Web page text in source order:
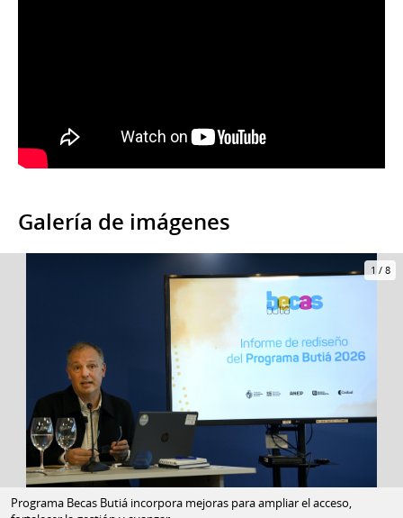
Galería de imágenes
1 / 8
Programa Becas Butiá incorpora mejoras para ampliar el acceso,